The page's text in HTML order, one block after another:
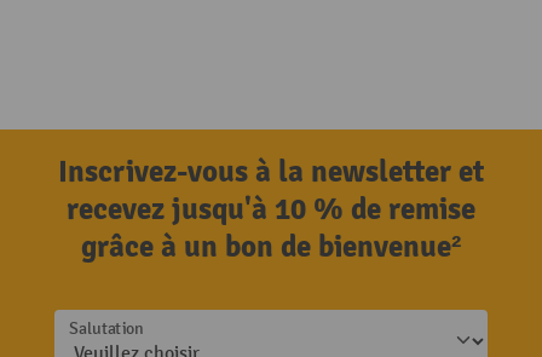
Inscrivez-vous à la newsletter et
recevez jusqu'à 10 % de remise
grâce à un bon de bienvenue²
Salutation